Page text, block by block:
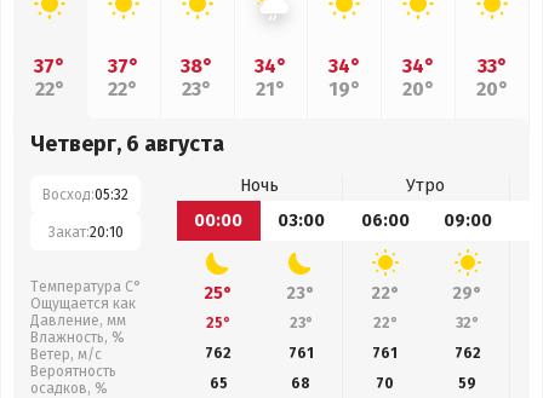
37°
22°
37°
22°
38°
23°
34°
21°
34°
19°
34°
20°
33°
20°
Четверг, 6 августа
Восход:05:32
Закат:20:10
Температура С°
Ощущается как
Давление, мм
Влажность, %
Ветер, м/с
Вероятность
осадков, %
Ночь
Утро
00:00
03:00 06:00 09:00
25° 23° 22° 29°
25° 23° 22° 32°
762
761 761 762
65
68 70 59